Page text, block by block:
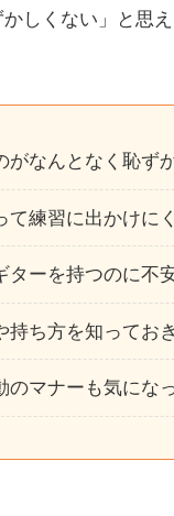
しくない」と思
がなんとなく恥ず
て練習に出かけに
ターを持つのに不
持ち方を知ってお
のマナーも気にな